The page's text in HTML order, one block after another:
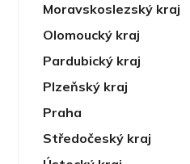
Moravskoslezský kraj
Olomoucký kraj
Pardubický kraj
Plzeňský kraj
Praha
Středočeský kraj